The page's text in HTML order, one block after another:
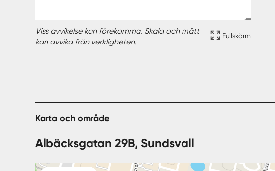
Viss avvikelse kan förekomma. Skala och mått
kan avvika från verkligheten.
Fullskärm
Karta och område
Albäcksgatan 29B, Sundsvall